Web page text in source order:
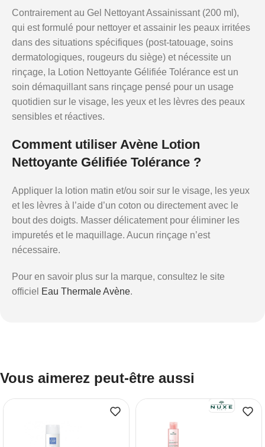
Contrairement au Gel Nettoyant Assainissant (200 ml),
qui est formulé pour nettoyer et assainir les peaux irritées
dans des situations spécifiques (post-tatouage, soins
dermatologiques, rougeurs du siège) et nécessite un
rinçage, la Lotion Nettoyante Gélifiée Tolérance est un
soin démaquillant sans rinçage pensé pour un usage
quotidien sur le visage, les yeux et les lèvres des peaux
sensibles et réactives.
Comment utiliser Avène Lotion
Nettoyante Gélifiée Tolérance ?
Appliquer la lotion matin et/ou soir sur le visage, les yeux
et les lèvres à l’aide d’un coton ou directement avec le
bout des doigts. Masser délicatement pour éliminer les
impuretés et le maquillage. Aucun rinçage n’est
nécessaire.
Pour en savoir plus sur la marque, consultez le site
officiel
Eau Thermale Avène.
Vous aimerez peut-être aussi